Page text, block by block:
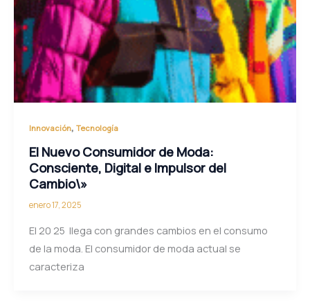
Innovación, Tecnología
El Nuevo Consumidor de Moda:
Consciente, Digital e Impulsor del
Cambio\»
enero 17, 2025
El 20 25 llega con grandes cambios en el consumo
de la moda. El consumidor de moda actual se
caracteriza